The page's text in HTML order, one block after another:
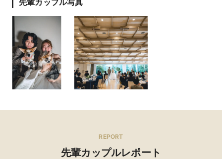
先輩カップル写真
REPORT
先輩カップルレポート